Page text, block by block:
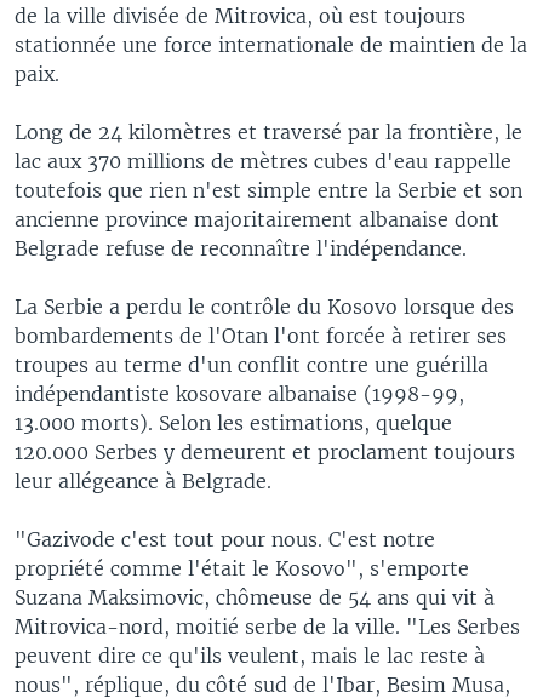
de la ville divisée de Mitrovica, où est toujours
stationnée une force internationale de maintien de la
paix.
Long de 24 kilomètres et traversé par la frontière, le
lac aux 370 millions de mètres cubes d'eau rappelle
toutefois que rien n'est simple entre la Serbie et son
ancienne province majoritairement albanaise dont
Belgrade refuse de reconnaître l'indépendance.
La Serbie a perdu le contrôle du Kosovo lorsque des
bombardements de l'Otan l'ont forcée à retirer ses
troupes au terme d'un conflit contre une guérilla
indépendantiste kosovare albanaise (1998-99,
13.000 morts). Selon les estimations, quelque
120.000 Serbes y demeurent et proclament toujours
leur allégeance à Belgrade.
"Gazivode c'est tout pour nous. C'est notre
propriété comme l'était le Kosovo", s'emporte
Suzana Maksimovic, chômeuse de 54 ans qui vit à
Mitrovica-nord, moitié serbe de la ville. "Les Serbes
peuvent dire ce qu'ils veulent, mais le lac reste à
nous", réplique, du côté sud de l'Ibar, Besim Musa,